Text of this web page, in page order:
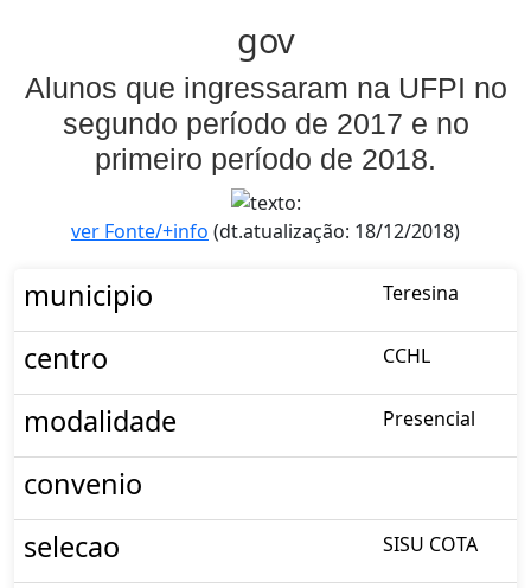
gov
Alunos que ingressaram na UFPI no
segundo período de 2017 e no
primeiro período de 2018.
ver Fonte/+info (dt.atualização: 18/12/2018)
municipio Teresina
centro CCHL
modalidade Presencial
convenio
selecao
SISU COTA